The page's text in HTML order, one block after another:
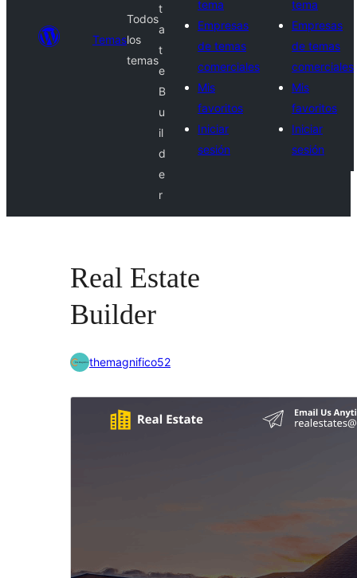
Temas
Todos
los
temas
t
a
t
e
B
u
il
d
e
r
tema
Empresas
de temas
comerciales
Mis
favoritos
Iniciar
sesión
tema
Empresas
de temas
comerciales
Mis
favoritos
Iniciar
sesión
Real Estate
Builder
themagnifico52